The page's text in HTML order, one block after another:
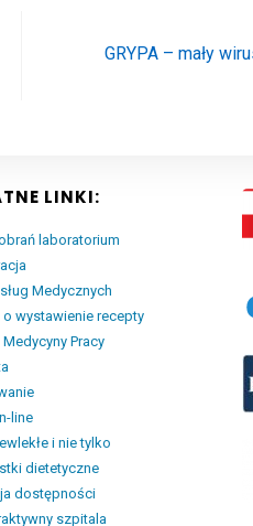
GRYPA – mały
LINKI:
laboratorium
Medycznych
wystawienie recepty
Pracy
line
i nie tylko
dietetyczne
dostępności
szpitala